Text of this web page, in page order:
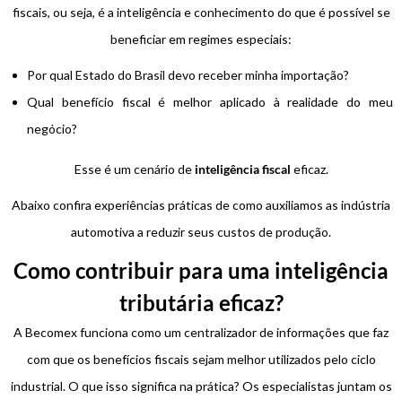
fiscais, ou seja, é a inteligência e conhecimento do que é possível se
beneficiar em regimes especiais:
Por qual Estado do Brasil devo receber minha importação?
Qual benefício fiscal é melhor aplicado à realidade do meu
negócio?
Esse é um cenário de inteligência fiscal eficaz.
Abaixo confira experiências práticas de como auxiliamos as indústria
automotiva a reduzir seus custos de produção.
Como contribuir para uma inteligência
tributária eficaz?
A Becomex funciona como um centralizador de informações que faz
com que os benefícios fiscais sejam melhor utilizados pelo ciclo
industrial. O que isso significa na prática? Os especialistas juntam os